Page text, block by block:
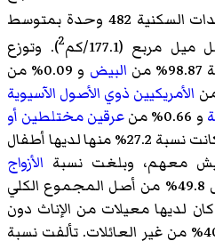
). وبلغ عدد الوحدات السكنية 482 وحدة بمتوسط
2). وتوزع
البيض و 0.09% من
الأمريكيين ذوي الأصول الآسيوية
و 0.66% من
عرقين مختلطين أو
. بلغ عدد الأسر 452 أسرة كانت نسبة 27.2% منها لديها أطفال
معهم، وبلغت نسبة الأزواج
القاطنين مع بعضهم البعض 49.8% من أصل المجموع الكلي
من الأسر كان لديها معيلات من الإناث دون
وجود شريك، وكانت نسبة 40.3% من غير العائلات. تألفت نسبة